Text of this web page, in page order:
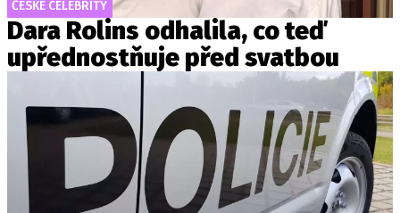
ČESKÉ CELEBRITY
Dara Rolins odhalila, co teď
upřednostňuje před svatbou